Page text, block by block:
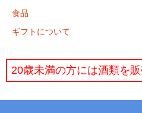
食品
ギフトについて
20歳未満の方には酒類を